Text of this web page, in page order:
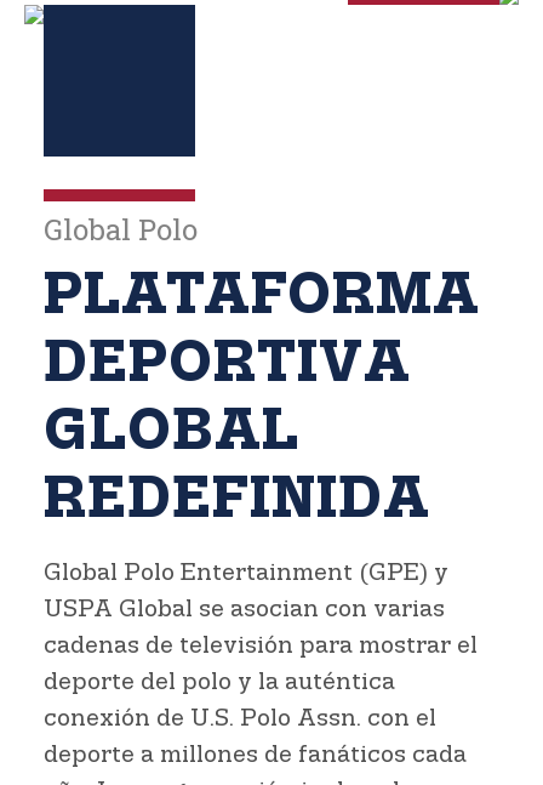
Global Polo
PLATAFORMA
DEPORTIVA
GLOBAL
REDEFINIDA
Global Polo Entertainment (GPE) y
USPA Global se asocian con varias
cadenas de televisión para mostrar el
deporte del polo y la auténtica
conexión de U.S. Polo Assn. con el
deporte a millones de fanáticos cada